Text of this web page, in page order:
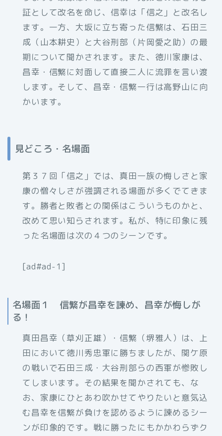
証として改名を命じ、信幸は「信之」と改名し
ます。一方、大坂に立ち寄った信繁は、石田三
成（山本耕史）と大谷刑部（片岡愛之助）の最
期について聞かされます。また、徳川家康は、
昌幸・信繁に対面して直接二人に流罪を言い渡
します。そして、昌幸・信繁一行は高野山に向
かいます。
見どころ・名場面
第３７回「信之」では、真田一族の悔しさと家
康の憎々しさが強調される場面が多くでてきま
す。勝者と敗者との関係はこういうものかと、
改めて思い知らされます。私が、特に印象に残
った名場面は次の４つのシーンです。
[ad#ad-1]
名場面１ 信繁が昌幸を諫め、昌幸が悔しが
る！
真田昌幸（草刈正雄）・信繁（堺雅人）は、上
田において徳川秀忠軍に勝ちましたが、関ケ原
の戦いで石田三成・大谷刑部らの西軍が惨敗し
てしまいます。その結果を聞かされても、な
お、家康にひとあわ吹かせてやりたいと意気込
む昌幸を信繁が負けを認めるように諫めるシー
ンが印象的です。戦に勝ったにもかかわらずク